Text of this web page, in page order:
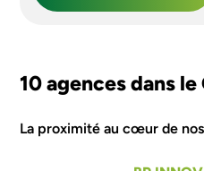
10 agences dans
La proximité au cœur de